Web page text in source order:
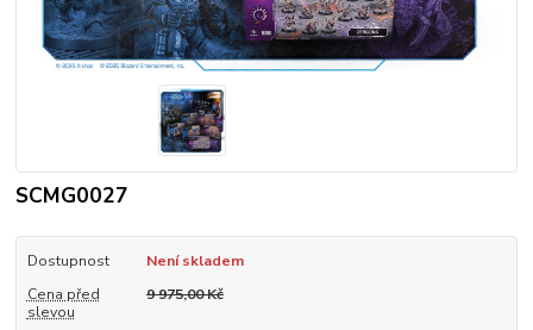
SCMG0027
Dostupnost
Není skladem
Cena před
slevou
9 975,00 Kč